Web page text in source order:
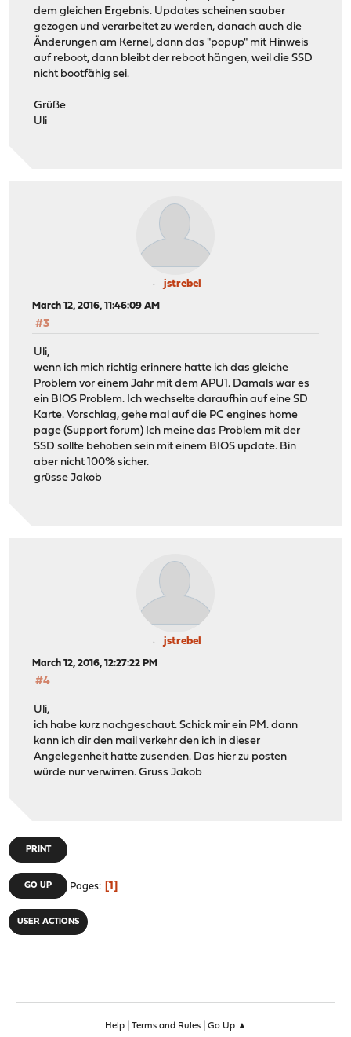
dem gleichen Ergebnis. Updates scheinen sauber
gezogen und verarbeitet zu werden, danach auch die
Änderungen am Kernel, dann das "popup" mit Hinweis
auf reboot, dann bleibt der reboot hängen, weil die SSD
nicht bootfähig sei.
Grüße
Uli
jstrebel
March 12, 2016, 11:46:09 AM
#3
Uli,
wenn ich mich richtig erinnere hatte ich das gleiche
Problem vor einem Jahr mit dem APU1. Damals war es
ein BIOS Problem. Ich wechselte daraufhin auf eine SD
Karte. Vorschlag, gehe mal auf die PC engines home
page (Support forum) Ich meine das Problem mit der
SSD sollte behoben sein mit einem BIOS update. Bin
aber nicht 100% sicher.
grüsse Jakob
jstrebel
March 12, 2016, 12:27:22 PM
#4
Uli,
ich habe kurz nachgeschaut. Schick mir ein PM. dann
kann ich dir den mail verkehr den ich in dieser
Angelegenheit hatte zusenden. Das hier zu posten
würde nur verwirren. Gruss Jakob
PRINT
GO UP Pages 1
USER ACTIONS
Help| Terms and Rules| Go Up ▲